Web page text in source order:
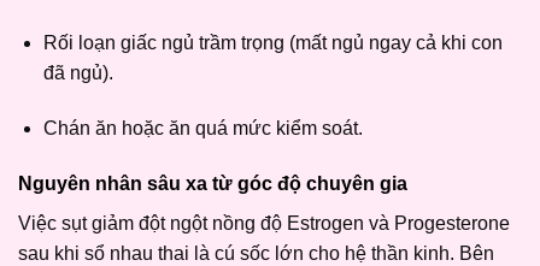
Rối loạn giấc ngủ trầm trọng (mất ngủ ngay cả khi con
đã ngủ).
Chán ăn hoặc ăn quá mức kiểm soát.
Nguyên nhân sâu xa từ góc độ chuyên gia
Việc sụt giảm đột ngột nồng độ Estrogen và Progesterone
sau khi sổ nhau thai là cú sốc lớn cho hệ thần kinh. Bên